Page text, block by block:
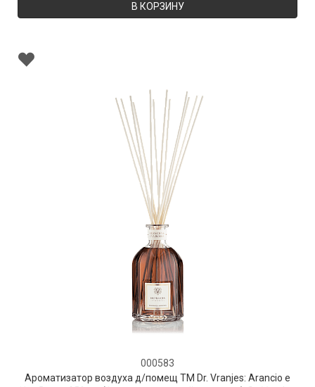
В КОРЗИНУ
000583
Ароматизатор воздуха д/помещ ТМ Dr. Vranjes: Arancio e